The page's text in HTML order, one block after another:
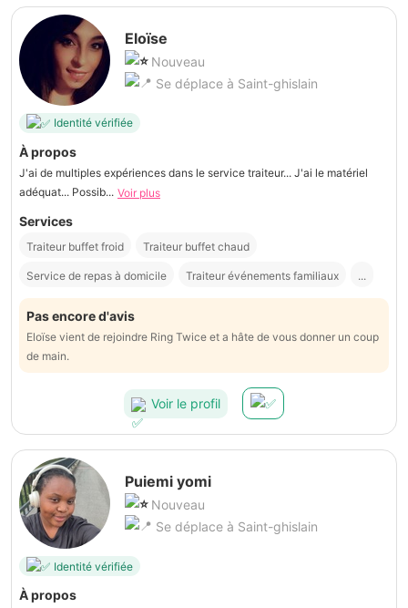
Eloïse
Nouveau
Se déplace à Saint-ghislain
Identité vérifiée
À propos
J'ai de multiples expériences dans le service traiteur... J'ai le matériel
adéquat... Possib... Voir plus
Services
Traiteur buffet froid Traiteur buffet chaud
Service de repas à domicile Traiteur événements familiaux ...
Pas encore d'avis
Eloïse vient de rejoindre Ring Twice et a hâte de vous donner un coup
de main.
Voir le profil
Puiemi yomi
Nouveau
Se déplace à Saint-ghislain
Identité vérifiée
À propos